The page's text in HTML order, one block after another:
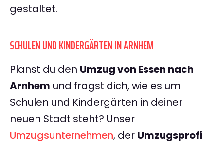
gestaltet.
SCHULEN UND KINDERGÄRTEN IN ARNHEM
Planst du den Umzug von Essen nach
Arnhem und fragst dich, wie es um
Schulen und Kindergärten in deiner
neuen Stadt steht? Unser
Umzugsunternehmen, der Umzugsprofi